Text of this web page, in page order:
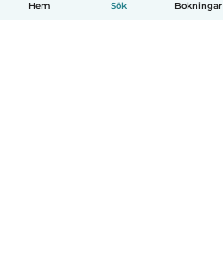
Hem Sök Bokningar